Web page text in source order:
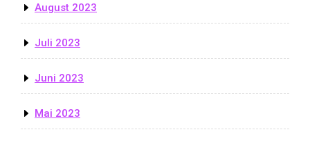
August 2023
Juli 2023
Juni 2023
Mai 2023